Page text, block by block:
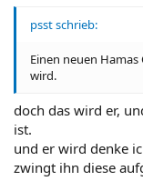
psst schrieb:
Einen neuen
wird.
doch das wird er,
ist.
und er wird denke
zwingt ihn diese